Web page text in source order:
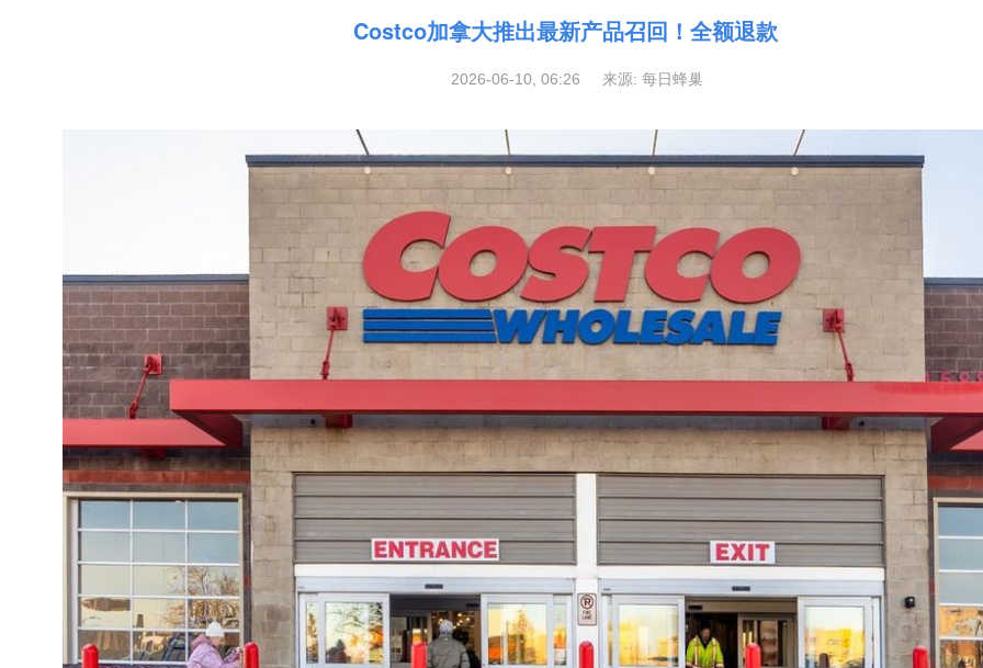
Costco加拿大推出最新产品召回！全额退款
2026-06-10, 06:26 来源: 每日蜂巢